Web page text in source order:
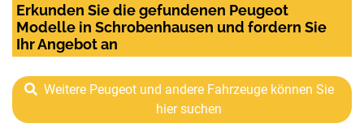
Erkunden Sie die gefundenen Peugeot
Modelle in Schrobenhausen und fordern Sie
Ihr Angebot an
Weitere Peugeot und andere Fahrzeuge können Sie
hier suchen